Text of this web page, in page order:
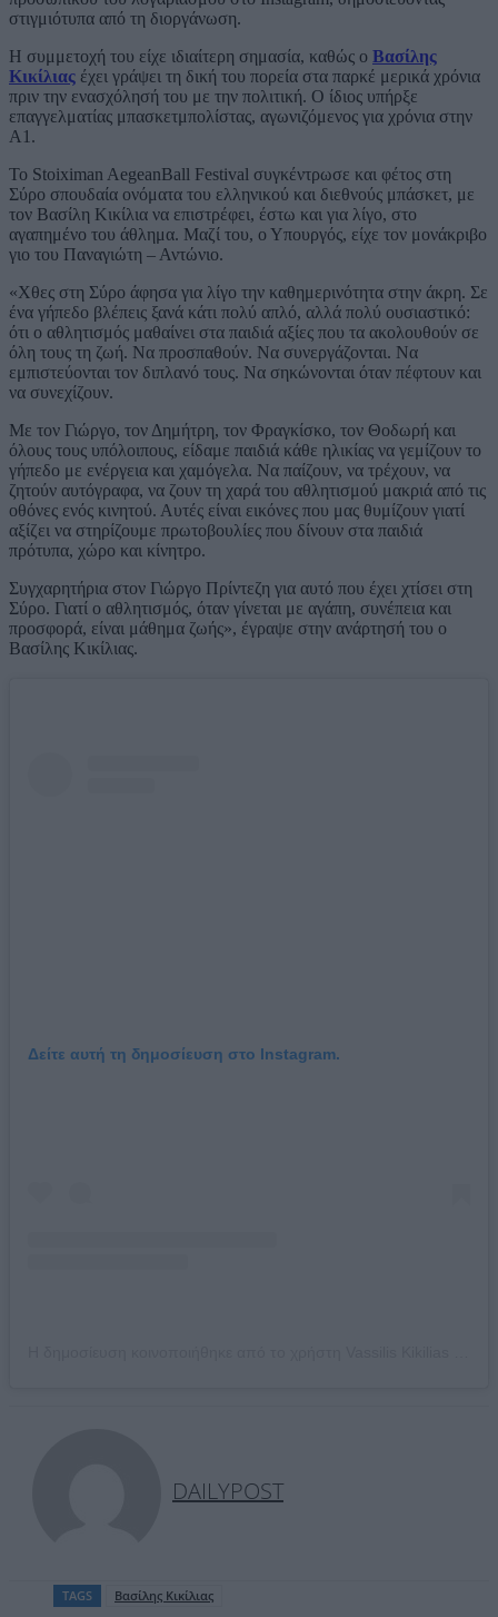
στιγμιότυπα από τη διοργάνωση.
Η συμμετοχή του είχε ιδιαίτερη σημασία, καθώς ο Βασίλης
Κικίλιας έχει γράψει τη δική του πορεία στα παρκέ μερικά χρόνια
πριν την ενασχόλησή του με την πολιτική. Ο ίδιος υπήρξε
επαγγελματίας μπασκετμπολίστας, αγωνιζόμενος για χρόνια στην
Α1.
Το Stoiximan AegeanBall Festival συγκέντρωσε και φέτος στη
Σύρο σπουδαία ονόματα του ελληνικού και διεθνούς μπάσκετ, με
τον Βασίλη Κικίλια να επιστρέφει, έστω και για λίγο, στο
αγαπημένο του άθλημα. Μαζί του, ο Υπουργός, είχε τον μονάκριβο
γιο του Παναγιώτη – Αντώνιο.
«Χθες στη Σύρο άφησα για λίγο την καθημερινότητα στην άκρη. Σε
ένα γήπεδο βλέπεις ξανά κάτι πολύ απλό, αλλά πολύ ουσιαστικό:
ότι ο αθλητισμός μαθαίνει στα παιδιά αξίες που τα ακολουθούν σε
όλη τους τη ζωή. Να προσπαθούν. Να συνεργάζονται. Να
εμπιστεύονται τον διπλανό τους. Να σηκώνονται όταν πέφτουν και
να συνεχίζουν.
Με τον Γιώργο, τον Δημήτρη, τον Φραγκίσκο, τον Θοδωρή και
όλους τους υπόλοιπους, είδαμε παιδιά κάθε ηλικίας να γεμίζουν το
γήπεδο με ενέργεια και χαμόγελα. Να παίζουν, να τρέχουν, να
ζητούν αυτόγραφα, να ζουν τη χαρά του αθλητισμού μακριά από τις
οθόνες ενός κινητού. Αυτές είναι εικόνες που μας θυμίζουν γιατί
αξίζει να στηρίζουμε πρωτοβουλίες που δίνουν στα παιδιά
πρότυπα, χώρο και κίνητρο.
Συγχαρητήρια στον Γιώργο Πρίντεζη για αυτό που έχει χτίσει στη
Σύρο. Γιατί ο αθλητισμός, όταν γίνεται με αγάπη, συνέπεια και
προσφορά, είναι μάθημα ζωής», έγραψε στην ανάρτησή του ο
Βασίλης Κικίλιας.
Δείτε αυτή τη δημοσίευση στο Instagram.
DAILYPOST
TAGS Βασίλης Κικίλιας